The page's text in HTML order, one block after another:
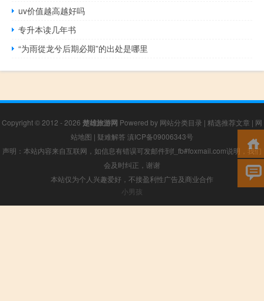
uv价值越高越好吗
专升本读几年书
“为雨從龙兮后期必期”的出处是哪里
Copyright © 2012 - 2026 楚雄旅游网 Powered by 网站分类目录 | 精选推荐文章 | 网
站地图 | 疑难解答 滇ICP备09006343号
声明：本站内容来自互联网，如信息有错误可发邮件到f_fb#foxmail.com说明，我们
会及时纠正，谢谢
本站仅为个人兴趣爱好，不接盈利性广告及商业合作
小男孩